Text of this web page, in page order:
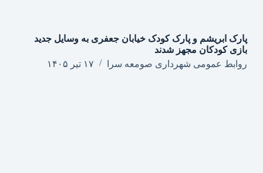
پارک ابریشم و پارک کودک خیابان جعفری به وسایل جدید
بازی کودکان مجهز شدند
روابط عمومی شهرداری صومعه سرا
۱۷ تیر ۱۴۰۵